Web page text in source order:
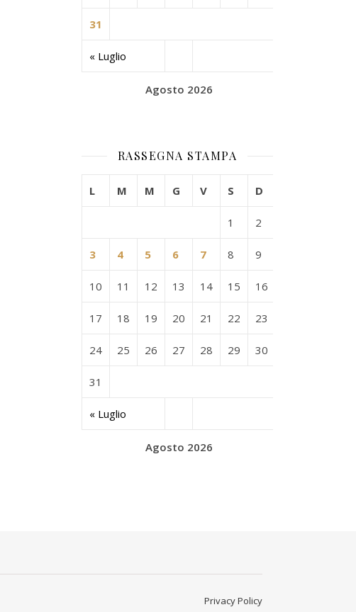
Agosto 2026
« Luglio
31
RASSEGNA STAMPA
Agosto 2026
L M M G V S D
« Luglio
1 2
3 4 5 6 7 8 9
10 11 12 13 14 15 16
17 18 19 20 21 22 23
24 25 26 27 28 29 30
31
Privacy Policy